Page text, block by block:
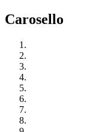
Carosello